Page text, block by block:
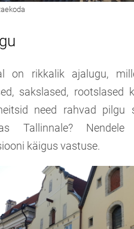
on rikkalik ajalugu,
sakslased, rootslased
need rahvad pilgu
Tallinnale?
käigus vastuse.